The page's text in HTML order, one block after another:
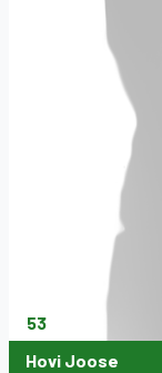
53
Hovi Joose